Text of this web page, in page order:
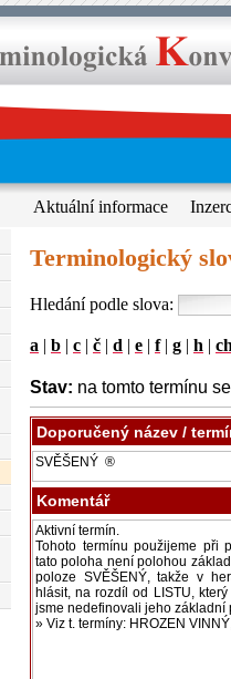
Aktuální informace
Terminologický
Hledání podle slova:
a | b | c | č | d | e | f| g | h | ch
Stav: na tomto termínu
Doporučený název /
Komentář